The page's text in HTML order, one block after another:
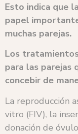
Esto indica que
papel
muchas parejas.
Los
para las parejas
concebir de
La reproducción
vitro (FIV), la
donación de